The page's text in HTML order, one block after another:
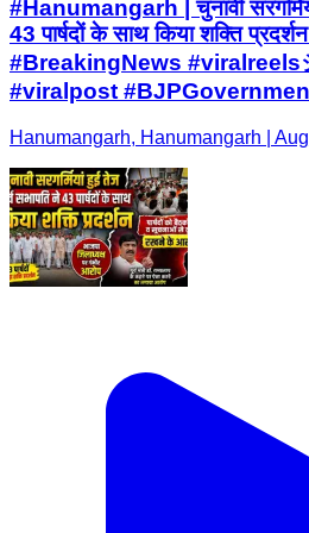
#Hanumangarh | चुनावी
43 पार्षदों के साथ किया शक्ति
#BreakingNews #viralreels
#viralpost
Hanumangarh, Hanumangarh |